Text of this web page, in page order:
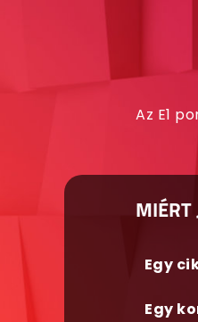
Az E1
MIÉRT
Egy
Egy